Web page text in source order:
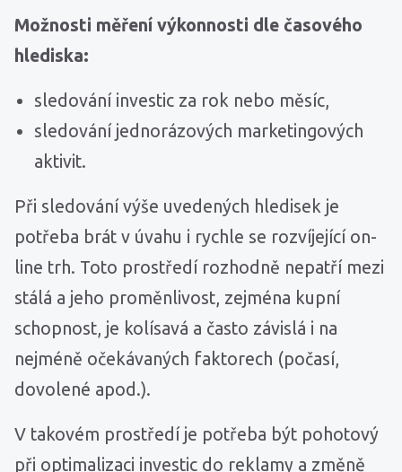
Možnosti měření výkonnosti dle časového
hlediska:
sledování investic za rok nebo měsíc,
sledování jednorázových marketingových
aktivit.
Při sledování výše uvedených hledisek je
potřeba brát v úvahu i rychle se rozvíjející on-
line trh. Toto prostředí rozhodně nepatří mezi
stálá a jeho proměnlivost, zejména kupní
schopnost, je kolísavá a často závislá i na
nejméně očekávaných faktorech (počasí,
dovolené apod.).
V takovém prostředí je potřeba být pohotový
při optimalizaci investic do reklamy a změně